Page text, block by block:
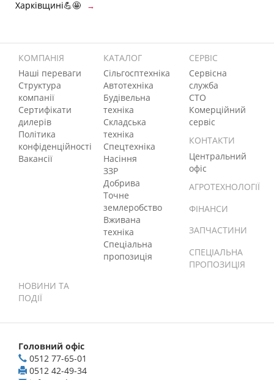
Харківщині💪🤩
→
КОМПАНІЯ
Наші переваги
Структура
компанії
Сертифікати
дилерів
Політика
конфіденційності
Вакансії
КАТАЛОГ
Сільгосптехніка
Автотехніка
Будівельна
техніка
Складська
техніка
Спецтехніка
Насіння
ЗЗР
Добрива
Точне
землеробство
Вживана
техніка
Спеціальна
пропозиція
СЕРВІС
Сервісна
служба
СТО
Комерційний
сервіс
КОНТАКТИ
Центральний
офіс
АГРОТЕХНОЛОГІЇ
ФІНАНСИ
ЗАПЧАСТИНИ
СПЕЦІАЛЬНА
ПРОПОЗИЦІЯ
НОВИНИ ТА
ПОДІЇ
Головний офіс
0512 77-65-01
0512 42-49-34